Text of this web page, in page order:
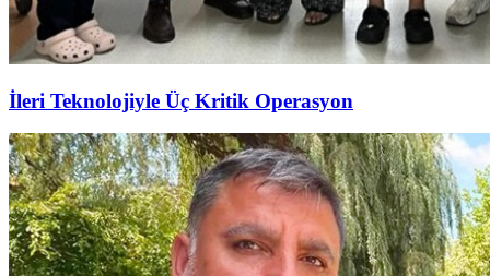
İleri Teknolojiyle Üç Kritik Operasyon